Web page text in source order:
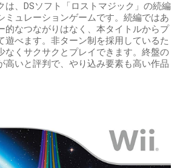
は、DSソフト「ロストマジック」の続編
ミュレーションゲームです。続編ではあ
的なつながりはなく、本タイトルからプ
遊べます。非ターン制を採用しているた
なくサクサクとプレイできます。終盤の
高いと評判で、やり込み要素も高い作品